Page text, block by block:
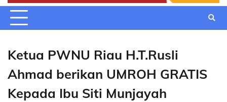
Ketua PWNU Riau H.T.Rusli
Ahmad berikan UMROH GRATIS
Kepada Ibu Siti Munjayah